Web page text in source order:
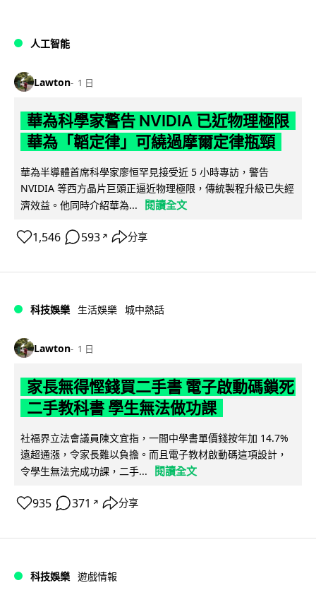
人工智能
Lawton 1 日
華為科學家警告 NVIDIA 已近物理極限
華為「韜定律」可繞過摩爾定律瓶頸
華為半導體首席科學家廖恒罕見接受近 5 小時專訪，警告
NVIDIA 等西方晶片巨頭正逼近物理極限，傳統製程升級已失經
濟效益。他同時介紹華為...
閱讀全文
1,546 593 ↗ 分享
科技娛樂 生活娛樂 城中熱話
Lawton 1 日
家長無得慳錢買二手書 電子啟動碼鎖死
二手教科書 學生無法做功課
社福界立法會議員陳文宜指，一間中學書單價錢按年加 14.7%
遠超通漲，令家長難以負擔。而且電子教材啟動碼這項設計，
令學生無法完成功課，二手...
閱讀全文
935 371 ↗ 分享
科技娛樂 遊戲情報